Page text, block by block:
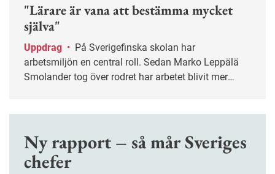
"Lärare är vana att bestämma mycket
själva"
Uppdrag •
arbetsmiljön en central roll. Sedan Marko Leppälä
Smolander tog över rodret har arbetet blivit mer
Ny rapport – så mår Sveriges
chefer